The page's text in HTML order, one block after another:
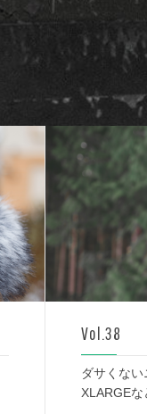
Vol.38
ダサくない
XLARGE